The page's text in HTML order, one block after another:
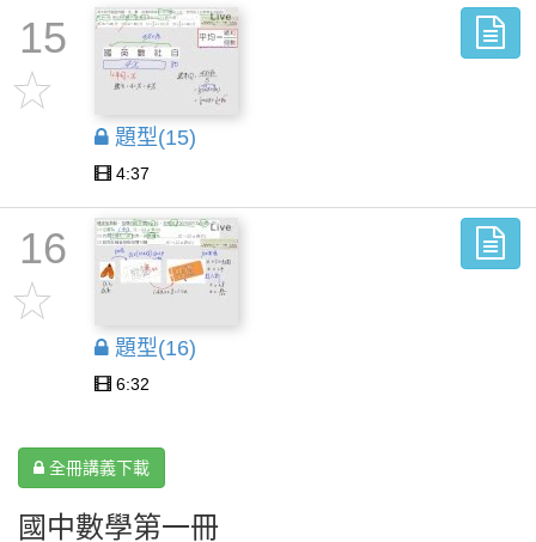
15
題型(15)
4:37
16
題型(16)
6:32
全冊講義下載
國中數學第一冊